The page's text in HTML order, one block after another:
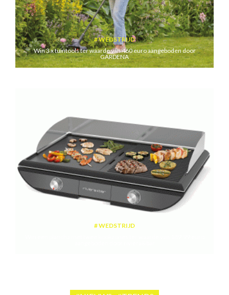
WEDSTRIJD
Win 3 x tuintools ter waarde van 460 euro aangeboden door
GARDENA
WEDSTRIJD